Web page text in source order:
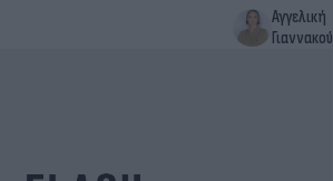
Αγγελική
Γιαννακού